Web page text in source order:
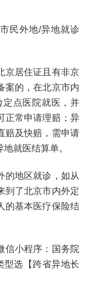
民外地/异地就诊
京居住证且有非京
案的，在北京市内
点医院就医，并
正常申请理赔；异
赔及快赔，需申请
就医结算单。
的地区就诊，如从
到了北京市内外定
的基本医疗保险结
信小程序：国务院
型选【跨省异地长